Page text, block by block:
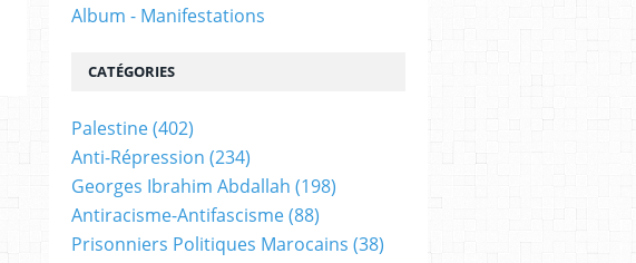
Album - Manifestations
CATÉGORIES
Palestine(402)
Anti-Répression (234)
Georges Ibrahim Abdallah (198)
Antiracisme-Antifascisme(88)
Prisonniers Politiques Marocains (38)